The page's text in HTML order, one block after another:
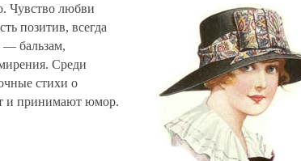
Чувство любви
позитив, всегда
— бальзам,
Среди
стихи о
и принимают юмор.